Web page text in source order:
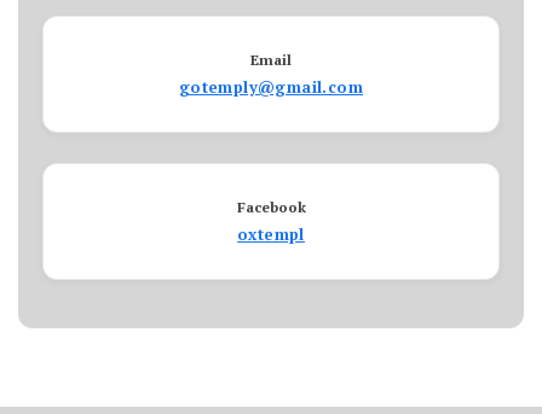
Email
gotemply@gmail.com
Facebook
oxtempl